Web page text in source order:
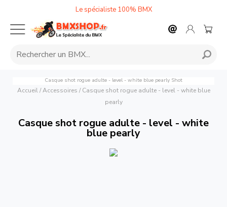
Le spécialiste 100% BMX
Casque shot rogue adulte - level - white blue pearly Shot
Accueil/ Accessoires / Casque shot rogue adulte - level - white blue
pearly
Casque shot rogue adulte - level - white
blue pearly